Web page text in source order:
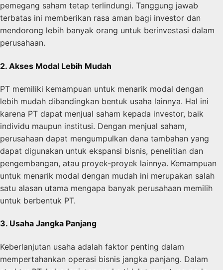
pemegang saham tetap terlindungi. Tanggung jawab
terbatas ini memberikan rasa aman bagi investor dan
mendorong lebih banyak orang untuk berinvestasi dalam
perusahaan.
2. Akses Modal Lebih Mudah
PT memiliki kemampuan untuk menarik modal dengan
lebih mudah dibandingkan bentuk usaha lainnya. Hal ini
karena PT dapat menjual saham kepada investor, baik
individu maupun institusi. Dengan menjual saham,
perusahaan dapat mengumpulkan dana tambahan yang
dapat digunakan untuk ekspansi bisnis, penelitian dan
pengembangan, atau proyek-proyek lainnya. Kemampuan
untuk menarik modal dengan mudah ini merupakan salah
satu alasan utama mengapa banyak perusahaan memilih
untuk berbentuk PT.
3. Usaha Jangka Panjang
Keberlanjutan usaha adalah faktor penting dalam
mempertahankan operasi bisnis jangka panjang. Dalam